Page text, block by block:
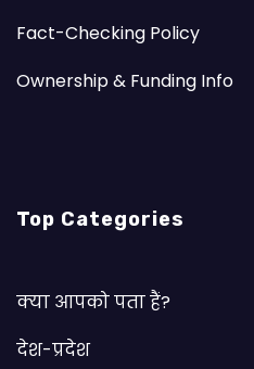
Fact-Checking Policy
Ownership & Funding Info
Top Categories
क्या आपको पता हैं?
देश-प्रदेश